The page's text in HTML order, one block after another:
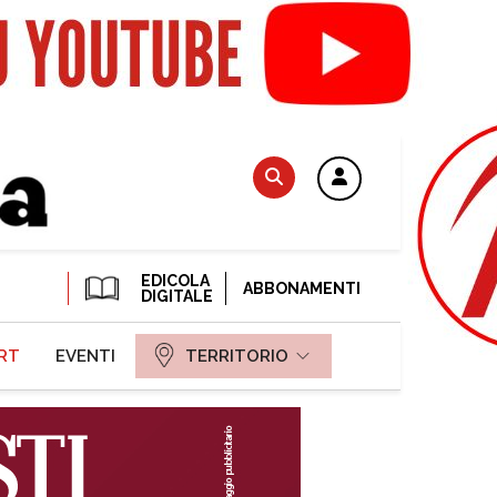
EDICOLA
DIGITALE
ABBONAMENTI
EVENTI TERRITORIO